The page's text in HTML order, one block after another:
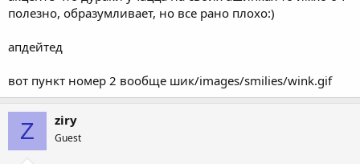
полезно, образумливает, но все рано плохо:)
апдейтед
вот пункт номер 2 вообще шик/images/smilies/wink.gif
Z ziry
Guest